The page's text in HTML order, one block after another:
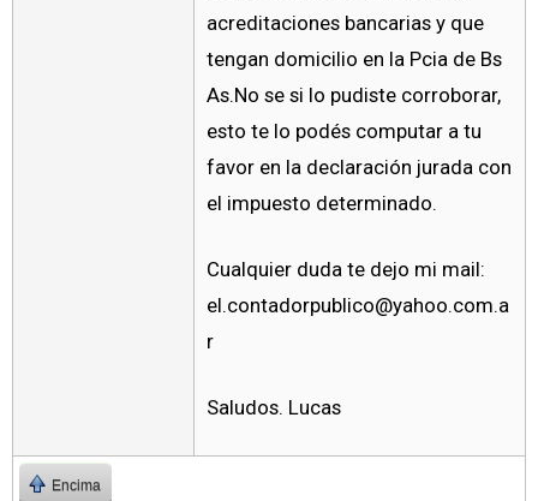
acreditaciones bancarias y que
tengan domicilio en la Pcia de Bs
As.No se si lo pudiste corroborar,
esto te lo podés computar a tu
favor en la declaración jurada con
el impuesto determinado.
Cualquier duda te dejo mi mail:
el.contadorpublico@yahoo.com.a
r
Saludos. Lucas
Encima